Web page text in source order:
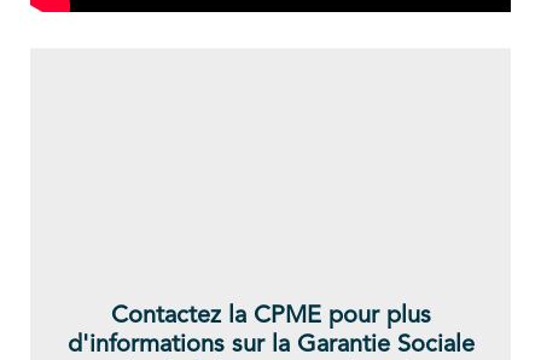
Contactez la CPME pour plus
d'informations sur la Garantie Sociale